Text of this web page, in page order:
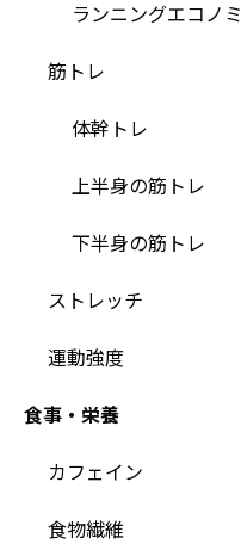
ランニングエコノ
筋トレ
体幹トレ
上半身の筋トレ
下半身の筋トレ
ストレッチ
運動強度
食事・栄養
カフェイン
食物繊維